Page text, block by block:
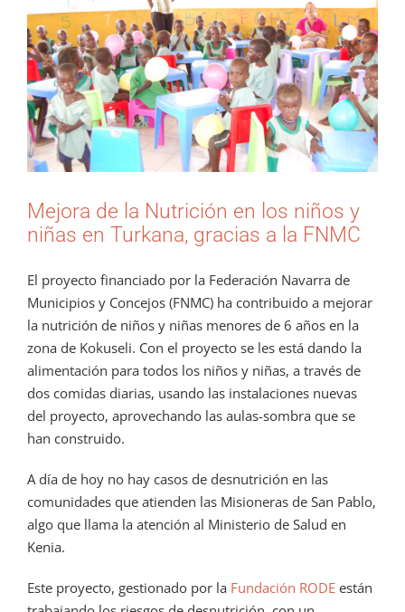
grande
Mejora de la Nutrición en los niños y
niñas en Turkana, gracias a la FNMC
El proyecto financiado por la Federación Navarra de
Municipios y Concejos (FNMC) ha contribuido a mejorar
la nutrición de niños y niñas menores de 6 años en la
zona de Kokuseli. Con el proyecto se les está dando la
alimentación para todos los niños y niñas, a través de
dos comidas diarias, usando las instalaciones nuevas
del proyecto, aprovechando las aulas-sombra que se
han construido.
A día de hoy no hay casos de desnutrición en las
comunidades que atienden las Misioneras de San Pablo,
algo que llama la atención al Ministerio de Salud en
Kenia.
Este proyecto, gestionado por la Fundación RODE están